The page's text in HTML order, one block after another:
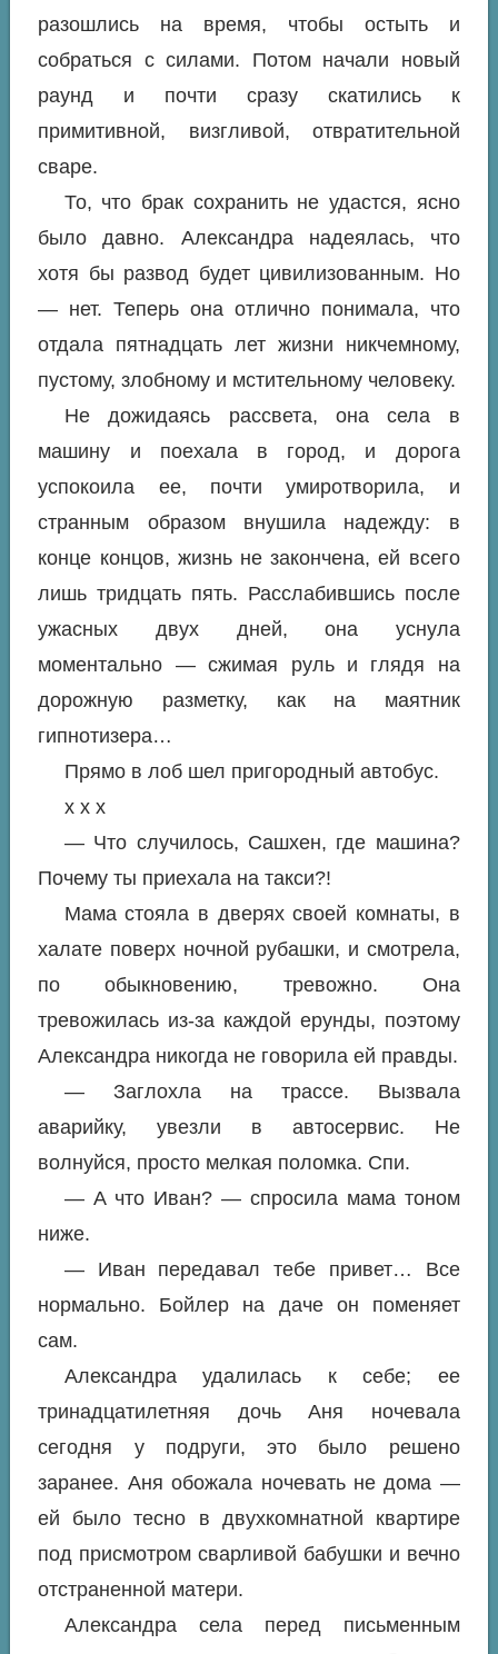
разошлись на время, чтобы остыть и
собраться с силами. Потом начали новый
раунд и почти сразу скатились к
примитивной, визгливой, отвратительной
сваре.
То, что брак сохранить не удастся, ясно
было давно. Александра надеялась, что
хотя бы развод будет цивилизованным. Но
— нет. Теперь она отлично понимала, что
отдала пятнадцать лет жизни никчемному,
пустому, злобному и мстительному человеку.
Не дожидаясь рассвета, она села в
машину и поехала в город, и дорога
успокоила ее, почти умиротворила, и
странным образом внушила надежду: в
конце концов, жизнь не закончена, ей всего
лишь тридцать пять. Расслабившись после
ужасных двух дней, она уснула
моментально — сжимая руль и глядя на
дорожную разметку, как на маятник
гипнотизера…
Прямо в лоб шел пригородный автобус.
х х х
— Что случилось, Сашхен, где машина?
Почему ты приехала на такси?!
Мама стояла в дверях своей комнаты, в
халате поверх ночной рубашки, и смотрела,
по обыкновению, тревожно. Она
тревожилась из-за каждой ерунды, поэтому
Александра никогда не говорила ей правды.
— Заглохла на трассе. Вызвала
аварийку, увезли в автосервис. Не
волнуйся, просто мелкая поломка. Спи.
— А что Иван? — спросила мама тоном
ниже.
— Иван передавал тебе привет… Все
нормально. Бойлер на даче он поменяет
сам.
Александра удалилась к себе; ее
тринадцатилетняя дочь Аня ночевала
сегодня у подруги, это было решено
заранее. Аня обожала ночевать не дома —
ей было тесно в двухкомнатной квартире
под присмотром сварливой бабушки и вечно
отстраненной матери.
Александра села перед письменным